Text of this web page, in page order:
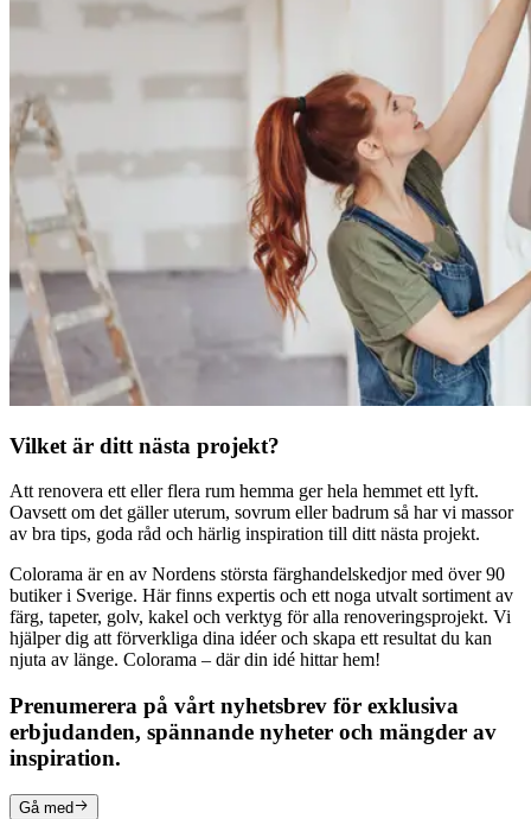
Vilket är ditt nästa projekt?
Att renovera ett eller flera rum hemma ger hela hemmet ett lyft.
Oavsett om det gäller uterum, sovrum eller badrum så har vi massor
av bra tips, goda råd och härlig inspiration till ditt nästa projekt.
Colorama är en av Nordens största färghandelskedjor med över 90
butiker i Sverige. Här finns expertis och ett noga utvalt sortiment av
färg, tapeter, golv, kakel och verktyg för alla renoveringsprojekt. Vi
hjälper dig att förverkliga dina idéer och skapa ett resultat du kan
njuta av länge. Colorama – där din idé hittar hem!
Prenumerera på vårt nyhetsbrev för exklusiva
erbjudanden, spännande nyheter och mängder av
inspiration.
Gå med